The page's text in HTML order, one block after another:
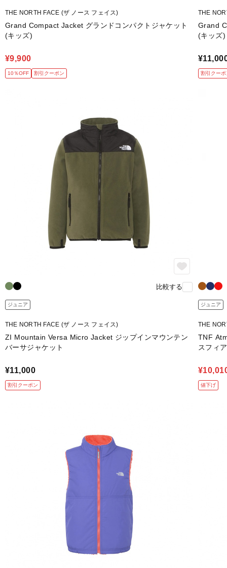
THE NORTH FACE (ザ ノース フェイス)
Grand Compact Jacket グランドコンパクトジャケット
(キッズ)
¥9,900
10％OFF 割引クーポン
THE
Grand
(キッズ)
割引クーポ
比較する
ジュニア
THE NORTH FACE (ザ ノース フェイス)
ZI Mountain Versa Micro Jacket ジップインマウンテン
バーサジャケット
¥11,000
割引クーポン
ジュニア
THE
TNF
スフィ
値下げ